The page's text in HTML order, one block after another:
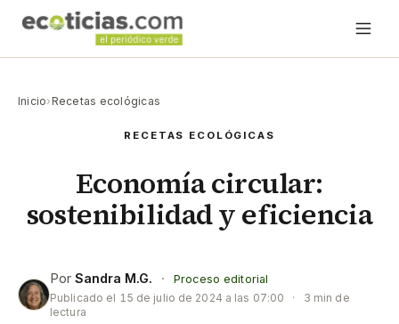
Inicio› Recetas ecológicas
RECETAS ECOLÓGICAS
Economía circular:
sostenibilidad y eficiencia
Por Sandra M.G. ·
Proceso editorial
Publicado el 15 de julio de 2024 a las 07:00 ·
3 min de
lectura